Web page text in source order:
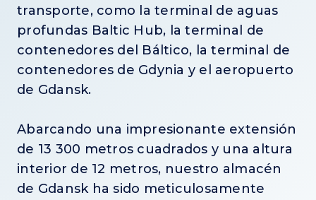
transporte, como la terminal de aguas
profundas Baltic Hub, la terminal de
contenedores del Báltico, la terminal de
contenedores de Gdynia y el aeropuerto
de Gdansk.
Abarcando una impresionante extensión
de 13 300 metros cuadrados y una altura
interior de 12 metros, nuestro almacén
de Gdansk ha sido meticulosamente